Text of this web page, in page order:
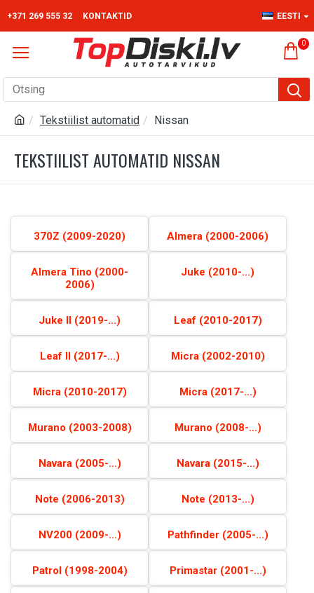
+371 269 555 32 KONTAKTID EESTI
0
Tekstiilist automatid Nissan
TEKSTIILIST AUTOMATID NISSAN
370Z (2009-2020) Almera (2000-2006)
Almera Tino (2000-
2006)
Juke (2010-...)
Juke II (2019-...) Leaf (2010-2017)
Leaf II (2017-...) Micra (2002-2010)
Micra (2010-2017) Micra (2017-...)
Murano (2003-2008) Murano (2008-...)
Navara (2005-...) Navara (2015-...)
Note (2006-2013) Note (2013-...)
NV200 (2009-...) Pathfinder (2005-...)
Patrol (1998-2004) Primastar (2001-...)